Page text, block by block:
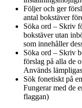
Följer och ger
antal bokstäver
Söka ord – Skriv
bokstäver utan
som innehåller
Söka ord – Skriv
förslag på alla de
Används
Sök fonetiskt på
Fungerar med de
flaggan)